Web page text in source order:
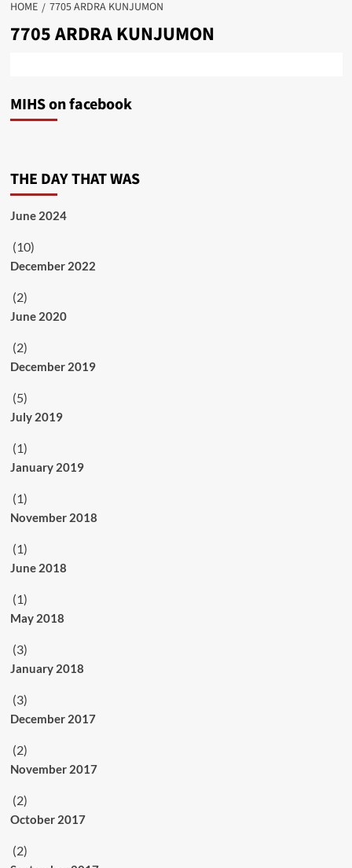
HOME 7705 ARDRA KUNJUMON
7705 ARDRA KUNJUMON
MIHS on facebook
THE DAY THAT WAS
June 2024
(10)
December 2022
(2)
June 2020
(2)
December 2019
(5)
July 2019
(1)
January 2019
(1)
November 2018
(1)
June 2018
(1)
May 2018
(3)
January 2018
(3)
December 2017
(2)
November 2017
(2)
October 2017
(2)